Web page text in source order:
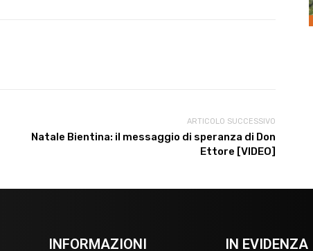
ARTICOLO SUCCESSIVO
Natale Bientina: il messaggio di speranza di Don
Ettore [VIDEO]
INFORMAZIONI IN EVIDENZA